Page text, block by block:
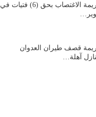
بيان إدانة جريمة الاغتصاب بحق (6) فتيات في
قصف طيران العدوان
آهلة…